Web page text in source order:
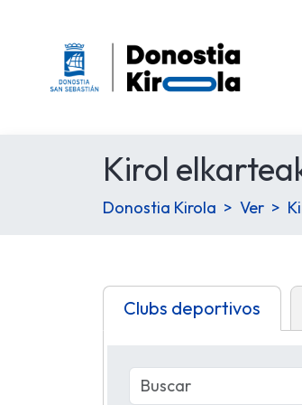
Kirol
Donostia Kirola Ver
Clubs deportivos